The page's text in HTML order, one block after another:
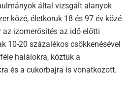
által vizsgált alanyok
közé, életkoruk 18 és 97 év közé
izomerősítés az idő előtti
10-20 százalékos csökkenésével
halálokra, köztük a
és a cukorbajra is vonatkozott.